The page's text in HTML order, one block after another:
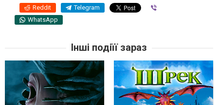
Reddit Telegram
WhatsApp
Інші подіїї зараз